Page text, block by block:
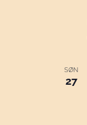
SØN
27